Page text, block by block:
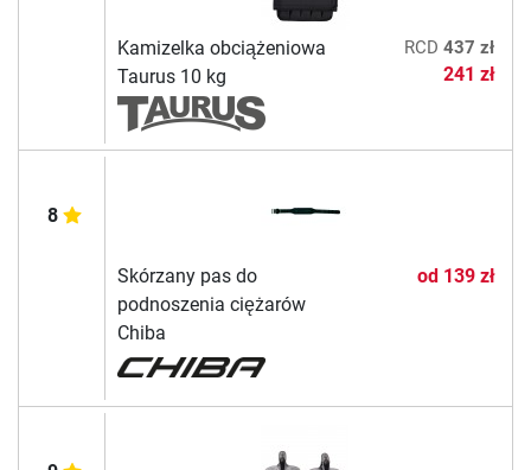
Kamizelka obciążeniowa
Taurus 10 kg
RCD 437 zł
241 zł
8
Skórzany pas do
podnoszenia ciężarów
Chiba
od 139 zł